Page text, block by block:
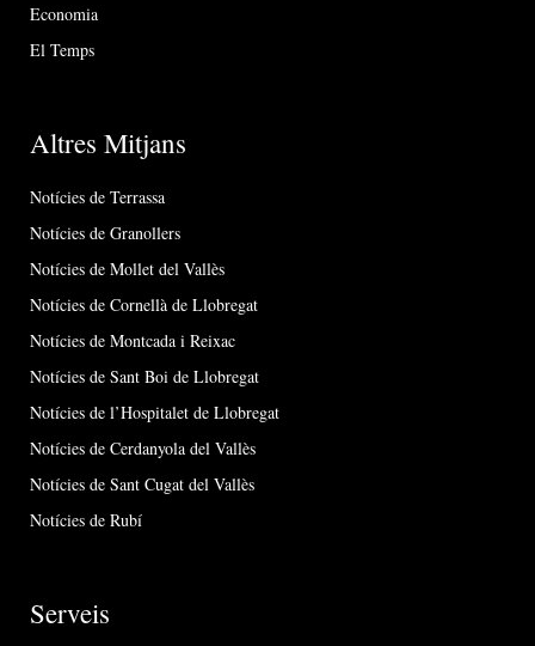
Economia
El Temps
Altres Mitjans
Notícies de Terrassa
Notícies de Granollers
Notícies de Mollet del Vallès
Notícies de Cornellà de Llobregat
Notícies de Montcada i Reixac
Notícies de Sant Boi de Llobregat
Notícies de l’Hospitalet de Llobregat
Notícies de Cerdanyola del Vallès
Notícies de Sant Cugat del Vallès
Notícies de Rubí
Serveis